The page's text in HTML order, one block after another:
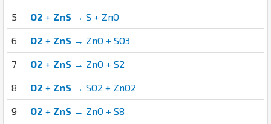
5 O2 + ZnS → S + ZnO
6 O2 + ZnS → ZnO + SO3
7 O2 + ZnS → ZnO + S2
8 O2 + ZnS → SO2 + ZnO2
9 O2 + ZnS → ZnO + S8